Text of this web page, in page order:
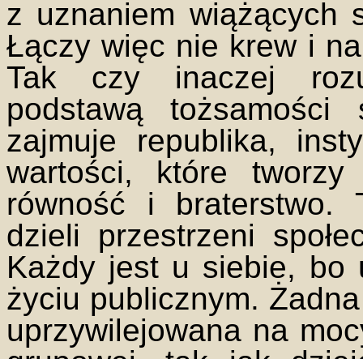
z uznaniem wiążących
Łączy więc nie krew i
Tak czy inaczej
podstawą
zajmuje republika,
wartości, które
równość i braterstwo.
dzieli przestrzeni
Każdy jest u siebie, bo
życiu publicznym.
uprzywilejowana na